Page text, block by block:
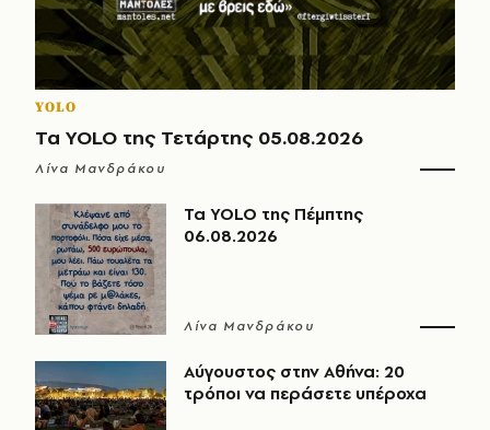
YOLO
Τα YOLO της Τετάρτης 05.08.2026
Λίνα Μανδράκου
Τα YOLO της Πέμπτης
06.08.2026
Λίνα Μανδράκου
Αύγουστος στην Αθήνα: 20
τρόποι να περάσετε υπέροχα